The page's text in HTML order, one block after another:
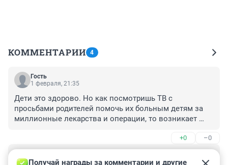
КОММЕНТАРИИ 4
Гость
1 февраля, 21:35
Дети это здорово. Но как посмотришь ТВ с
просьбами родителей помочь их больным детям за
миллионные лекарства и операции, то возникает
Российскую медицину, будучи министром
здравоохранения, не имея медицинского
+0 –0
5 сентября 2024, 13:51
Получай награды за комментарии и другие